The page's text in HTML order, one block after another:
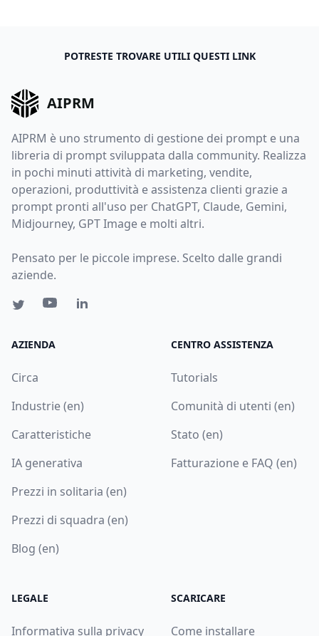
POTRESTE TROVARE UTILI QUESTI LINK
AIPRM
AIPRM è uno strumento di gestione dei prompt e una
libreria di prompt sviluppata dalla community. Realizza
in pochi minuti attività di marketing, vendite,
operazioni, produttività e assistenza clienti grazie a
prompt pronti all'uso per ChatGPT, Claude, Gemini,
Midjourney, GPT Image e molti altri.
Pensato per le piccole imprese. Scelto dalle grandi
aziende.
AZIENDA
Circa
Industrie (en)
Caratteristiche
IA generativa
Prezzi in solitaria (en)
Prezzi di squadra (en)
Blog (en)
CENTRO ASSISTENZA
Tutorials
Comunità di utenti (en)
Stato (en)
Fatturazione e FAQ (en)
LEGALE
Informativa sulla privacy
SCARICARE
Come installare